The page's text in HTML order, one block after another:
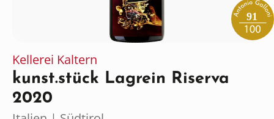
91
Kellerei Kaltern
kunst.stück Lagrein Riserva
2020